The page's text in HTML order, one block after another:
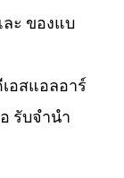
ะ ของแบ
อสแอลอาร์
รับจำนำ